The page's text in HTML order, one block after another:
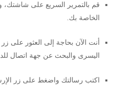
قم بالتمرير السريع على
الخاصة بك.
أنت الآن بحاجة إلى العثور على زر
اليسرى والبحث عن جهة اتصال
اكتب رسالتك واضغط على زر